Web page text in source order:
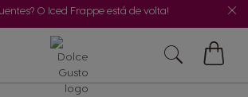
O Iced Frappe está de volta!